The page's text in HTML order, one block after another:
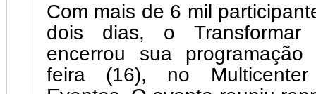
Com mais de 6 mil
dois dias, o Transformar
encerrou sua
feira (16), no